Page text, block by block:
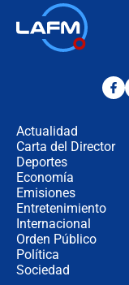
Actualidad
Carta del Director
Deportes
Economía
Emisiones
Entretenimiento
Internacional
Orden Público
Política
Sociedad